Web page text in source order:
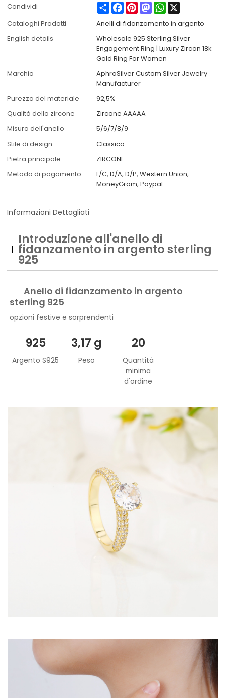
Condividi ShareFacebook
PinterestMastodonWhatsApp
Cataloghi Prodotti
Anelli di fidanzamento in argento
English details
Wholesale 925 Sterling Silver
Engagement Ring | Luxury Zircon 18k
Gold Ring For Women
Marchio
AphroSilver Custom Silver Jewelry
Manufacturer
Purezza del materiale
92,5%
Qualità dello zircone
Zircone AAAAA
Misura dell'anello
5/6/7/8/9
Stile di design
Classico
Pietra principale
ZIRCONE
Metodo di pagamento
L/C, D/A, D/P, Western Union,
MoneyGram, Paypal
Informazioni Dettagliati
Introduzione all'anello di
fidanzamento in argento sterling
925
Anello di fidanzamento in argento
sterling 925
opzioni festive e sorprendenti
925
Argento S925
3,17 g
Peso
20
Quantità
minima
d'ordine